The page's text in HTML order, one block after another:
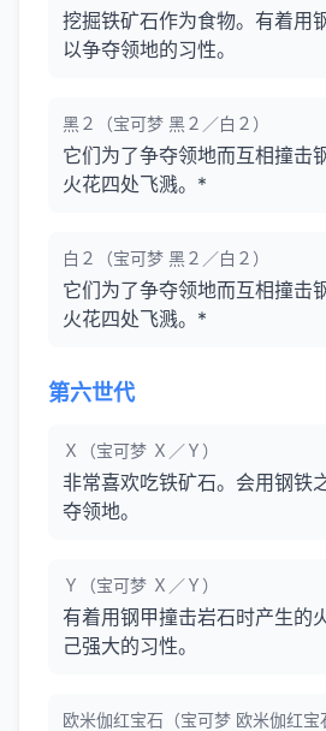
挖掘铁矿石作为食物。有着用
以争夺领地的习性。
黑２（宝可梦 黑２／白２）
它们为了争夺领地而互相撞击
火花四处飞溅。*
白２（宝可梦 黑２／白２）
它们为了争夺领地而互相撞击
火花四处飞溅。*
第六世代
Ｘ（宝可梦 Ｘ／Ｙ）
非常喜欢吃铁矿石。会用钢铁
夺领地。
Ｙ（宝可梦 Ｘ／Ｙ）
有着用钢甲撞击岩石时产生的
己强大的习性。
欧米伽红宝石（宝可梦 欧米伽红宝